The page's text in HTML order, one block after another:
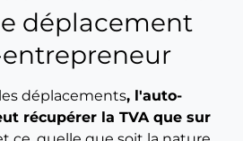
déplacement
entrepreneur
déplacements, l'auto-
récupérer la TVA que sur